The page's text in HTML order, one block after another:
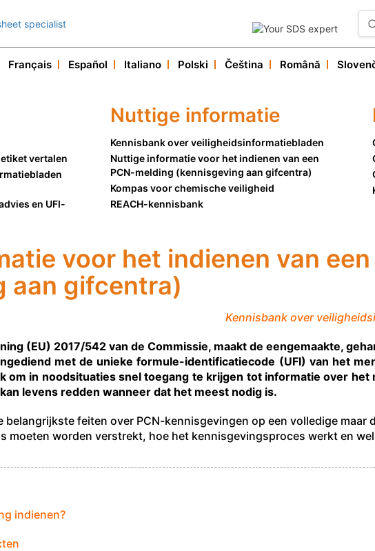
Our services
Customer service
Français Español Italiano Polski Čeština Română
vertalen
en UFI-
Nuttige informatie
Kennisbank over veiligheidsinformatiebladen
Nuttige informatie voor het indienen van een
PCN-melding (kennisgeving aan gifcentra)
Kompas voor chemische veiligheid
REACH-kennisbank
voor het indienen van
aan gifcentra)
Kennisbank over
(EU) 2017/542 van de Commissie, maakt de eengemaakte,
met de unieke formule-identificatiecode (UFI) van het
om in noodsituaties snel toegang te krijgen tot informatie over
levens redden wanneer dat het meest nodig is.
belangrijkste feiten over PCN-kennisgevingen op een volledige maar
moeten worden verstrekt, hoe het kennisgevingsproces werkt en
indienen?